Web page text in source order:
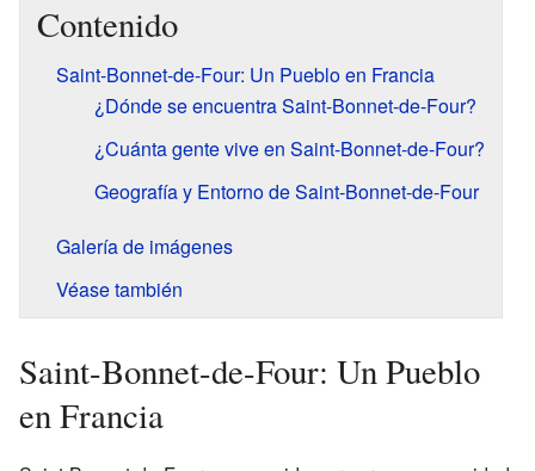
Contenido
Saint-Bonnet-de-Four: Un Pueblo en Francia
¿Dónde se encuentra Saint-Bonnet-de-Four?
¿Cuánta gente vive en Saint-Bonnet-de-Four?
Geografía y Entorno de Saint-Bonnet-de-Four
Galería de imágenes
Véase también
Saint-Bonnet-de-Four: Un Pueblo
en Francia